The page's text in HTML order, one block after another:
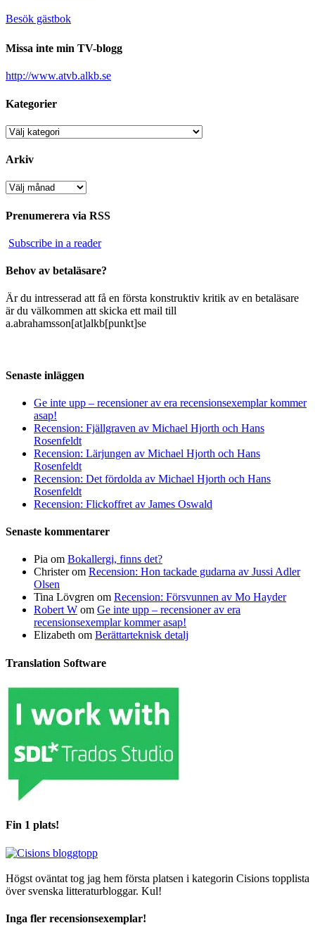
Besök gästbok
Missa inte min TV-blogg
http://www.atvb.alkb.se
Kategorier
Kategorier
Arkiv
Arkiv
Prenumerera via RSS
Subscribe in a reader
Behov av betaläsare?
Är du intresserad att få en första konstruktiv kritik av en betaläsare
är du välkommen att skicka ett mail till
a.abrahamsson[at]alkb[punkt]se
Senaste inläggen
Ge inte upp – recensioner av era recensionsexemplar kommer
asap!
Recension: Fjällgraven av Michael Hjorth och Hans
Rosenfeldt
Recension: Lärjungen av Michael Hjorth och Hans
Rosenfeldt
Recension: Det fördolda av Michael Hjorth och Hans
Rosenfeldt
Recension: Flickoffret av James Oswald
Senaste kommentarer
Pia om Bokallergi, finns det?
Christerom Recension: Hon tackade gudarna av Jussi Adler
Olsen
Tina Lövgren om Recension: Försvunnen av Mo Hayder
Robert W om Ge inte upp – recensioner av era
recensionsexemplar kommer asap!
Elizabeth om Berättarteknisk detalj
Translation Software
Fin 1 plats!
Högst oväntat tog jag hem första platsen i kategorin Cisions topplista
över svenska litteraturbloggar. Kul!
Inga fler recensionsexemplar!